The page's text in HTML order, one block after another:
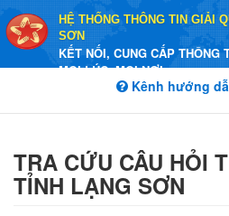
HỆ THỐNG THÔNG TIN GIẢI
SƠN
KẾT NỐI, CUNG CẤP THÔNG
MỌI LÚC, MỌI NƠI
Kênh hướng
TRA CỨU CÂU HỎI
TỈNH LẠNG SƠN